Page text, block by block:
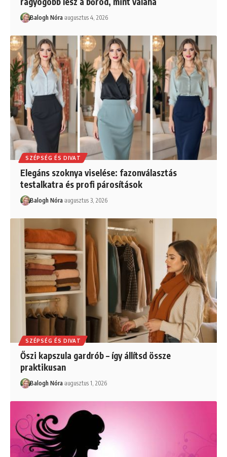
Balogh Nóra augusztus 4, 2026
SZÉPSÉG ÉS DIVAT
Elegáns szoknya viselése: fazonválasztás
testalkatra és profi párosítások
Balogh Nóra augusztus 3, 2026
SZÉPSÉG ÉS DIVAT
Őszi kapszula gardrób – így állítsd össze
praktikusan
Balogh Nóra augusztus 1, 2026